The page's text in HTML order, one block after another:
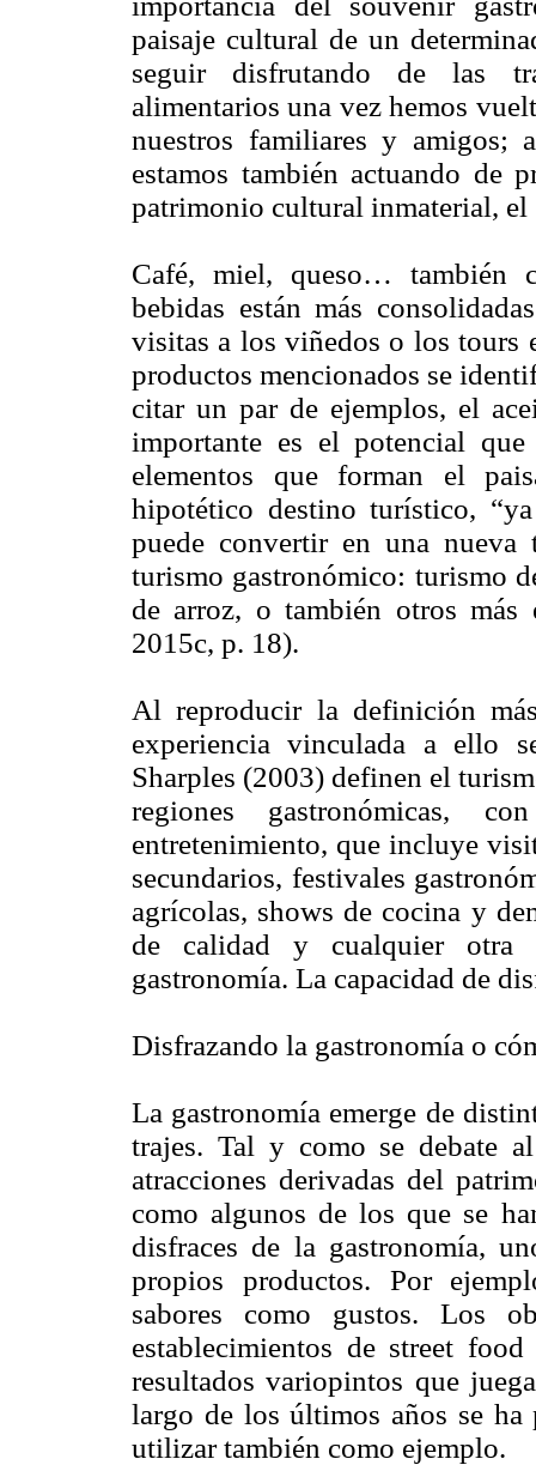
paisaje cultural de un
seguir disfrutando de las
alimentarios una vez hemos
nuestros familiares y amigos;
estamos también actuando de
patrimonio cultural inmaterial, el
Café, miel, queso… también
bebidas están más
visitas a los viñedos o los tours
productos mencionados se
citar un par de ejemplos, el
importante es el potencial
elementos que forman el
hipotético destino turístico,
puede convertir en una
turismo gastronómico: turismo
de arroz, o también otros
2015c, p. 18).
Al reproducir la definición
experiencia vinculada a ello
Sharples (2003) definen el
regiones gastronómicas,
entretenimiento, que incluye
secundarios, festivales
agrícolas, shows de cocina y
de calidad y cualquier otra
gastronomía. La capacidad de
Disfrazando la gastronomía o
La gastronomía emerge de
trajes. Tal y como se debate
atracciones derivadas del
como algunos de los que se
disfraces de la gastronomía,
propios productos. Por
sabores como gustos. Los
establecimientos de street
resultados variopintos que
largo de los últimos años se
utilizar también como ejemplo.